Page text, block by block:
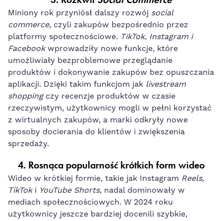
Miniony rok przyniósł dalszy rozwój social
commerce, czyli zakupów bezpośrednio przez
platformy społecznościowe. TikTok, Instagram i
Facebook wprowadziły nowe funkcje, które
umożliwiały bezproblemowe przeglądanie
produktów i dokonywanie zakupów bez opuszczania
aplikacji. Dzięki takim funkcjom jak livestream
shoppingczy recenzje produktów w czasie
rzeczywistym, użytkownicy mogli w pełni korzystać
z wirtualnych zakupów, a marki odkryły nowe
sposoby docierania do klientów i zwiększenia
sprzedaży.
4. Rosnąca popularność krótkich form wideo
Wideo w krótkiej formie, takie jak Instagram Reels,
TikToki YouTube Shorts, nadal dominowały w
mediach społecznościowych. W 2024 roku
użytkownicy jeszcze bardziej docenili szybkie,